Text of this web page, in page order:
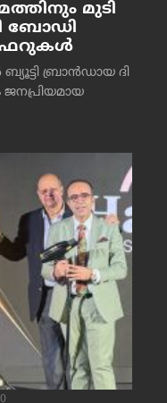
മുടി
ബോഡി
ഓഫറുകൾ
ബ്രാൻഡായ ദി
0